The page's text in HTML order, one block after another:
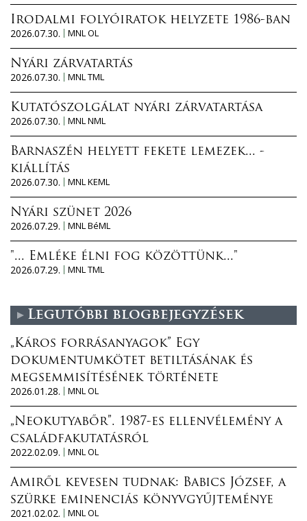
Irodalmi folyóiratok helyzete 1986-ban
2026.07.30.
MNL OL
Nyári zárvatartás
2026.07.30.
MNL TML
Kutatószolgálat nyári zárvatartása
2026.07.30.
MNL NML
Barnaszén helyett fekete lemezek... -
kiállítás
2026.07.30.
MNL KEML
Nyári szünet 2026
2026.07.29.
MNL BéML
"... Emléke élni fog közöttünk..."
2026.07.29.
MNL TML
Legutóbbi blogbejegyzések
„Káros forrásanyagok” Egy
dokumentumkötet betiltásának és
megsemmisítésének története
2026.01.28.
MNL OL
„Neokutyabőr”. 1987-es ellenvélemény a
családfakutatásról
2022.02.09.
MNL OL
Amiről kevesen tudnak: Babics József, a
szürke eminenciás könyvgyűjteménye
2021.02.02.
MNL OL